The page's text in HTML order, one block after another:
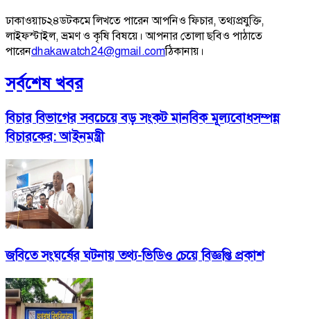
ঢাকাওয়াচ২৪ডটকমে লিখতে পারেন আপনিও ফিচার, তথ্যপ্রযুক্তি,
লাইফস্টাইল, ভ্রমণ ও কৃষি বিষয়ে। আপনার তোলা ছবিও পাঠাতে
পারেনdhakawatch24@gmail.comঠিকানায়।
সর্বশেষ খবর
বিচার বিভাগের সবচেয়ে বড় সংকট মানবিক মূল্যবোধসম্পন্ন
বিচারকের: আইনমন্ত্রী
জবিতে সংঘর্ষের ঘটনায় তথ্য-ভিডিও চেয়ে বিজ্ঞপ্তি প্রকাশ